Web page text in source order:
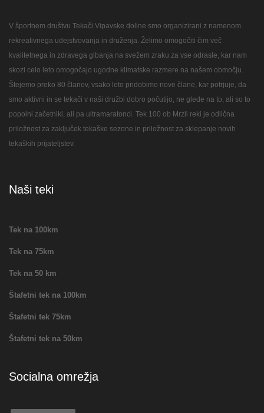
V športnem društvu Tekači Vipavske doline smo organizirani z namenom
rekreativnega udejstvovanja in druženja. Želimo omogočiti čim več
kvalitetnega in zdravega gibanja na svežem zraku za vse odrasle, kar nam
skozi celo leto omogočajo ugodne klimatske razmere na našem območju.
Štejemo preko 80 članov, vsako leto pridobimo nove člane, kar potrjuje, da
smo aktivni in se tekači v naši družbi dobro počutijo, ne glede na to, ali so to
popolni začetniki, ali pa ultramaratonci. Tek 100 ob Mrzli reki je odlična
priložnost za zaključek tekaške sezone in priložnost za sklepanje novih
tekaških prijateljstev.
Naši teki
Tek na 100km
Tek na 75km
Tek na 50 km
Štafetni tek na 100km
Štafetni tek 75km
Štafetni tek na 50km
Socialna omrežja